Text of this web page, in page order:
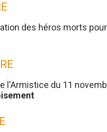
des héros morts
l'Armistice du 11